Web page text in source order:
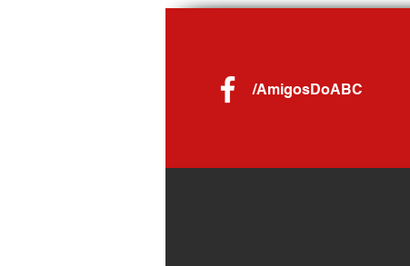
com Projeto ABC+Cultura no palco
/AmigosDoABC